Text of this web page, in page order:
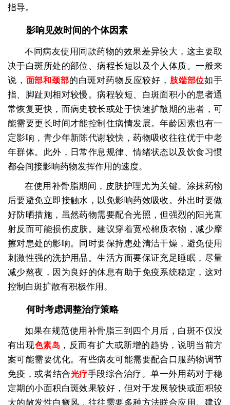
指导。
影响见效时间的个体因素
不同病友使用同款药物的效果差异较大，这主要取
决于白斑所处的部位、病程长短以及个人体质。一般来
说， 面部和颈部的白斑对药物反应较好， 肢端部位如手
指、脚趾则相对较慢。病程较短、白斑面积小的患者通
常恢复更快，而病史较长或处于快速扩散期的患者，可
能需要更长时间才能控制住病情发展。年龄因素也有一
定影响，青少年新陈代谢较快，药物吸收往往优于中老
年群体。此外，日常作息规律、情绪状态以及饮食习惯
都会间接影响药物发挥作用的速度。
在使用补骨脂期间，皮肤护理尤为关键。涂抹药物
后要避免立即接触水，以免影响药效吸收。外出时要做
好防晒措施，虽然药物需要配合光照，但强烈的阳光直
射反而可能损伤皮肤。建议穿着宽松棉质衣物，减少摩
擦对患处的影响。同时要保持患处清洁干燥，避免使用
刺激性强的洗护用品。生活方面要保证充足睡眠，尽量
减少熬夜，因为良好的休息有助于免疫系统稳定，这对
控制白斑扩散有积极作用。
何时考虑调整治疗策略
如果在规范使用补骨脂三到四个月后，白斑不仅没
有出现色素岛 ，反而有扩大或新增的趋势，说明当前方
案可能需要优化。有些病友可能需要配合口服药物调节
免疫，或者结合光疗手段综合治疗。单一外用药对于稳
定期的小面积白斑效果较好，但对于发展较快或面积较
大的散发性白癜风，往往需要多种方法联合应用。建议